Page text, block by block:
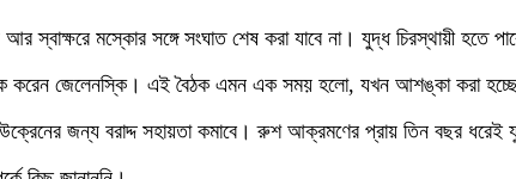
স্বাক্ষরে মস্কোর সঙ্গে সংঘাত শেষ করা যাবে না। যুদ্ধ চিরস্থায়ী হতে
বৈঠক করেন জেলেনস্কি। এই বৈঠক এমন এক সময় হলো, যখন আশঙ্কা করা হচ্ছে
জন্য বরাদ্দ সহায়তা কমাবে। রুশ আক্রমণের প্রায় তিন বছর